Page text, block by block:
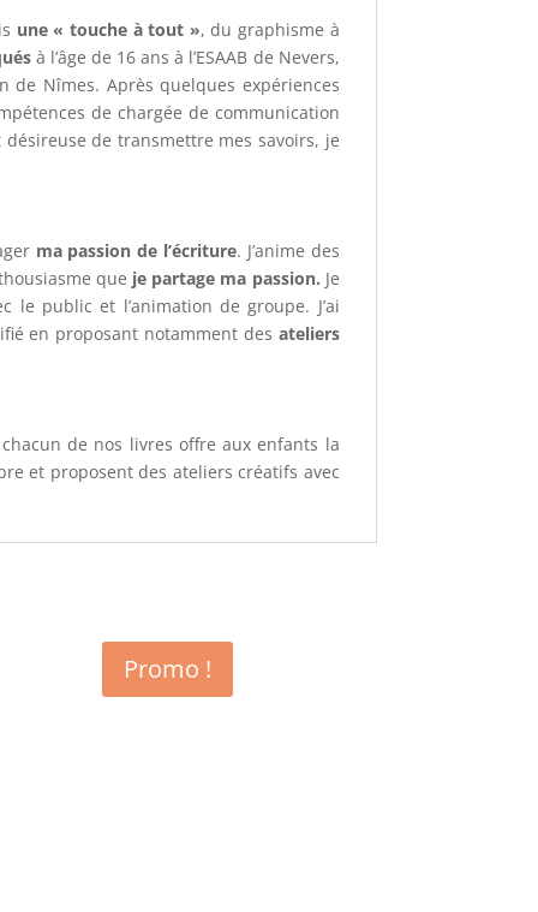
une « touche à tout », du graphisme à
à l’âge de 16 ans à l’ESAAB de Nevers,
de Nîmes. Après quelques expériences
de chargée de communication
de transmettre mes savoirs, je
ma passion de l’écriture. J’anime des
que je partage ma passion. Je
le public et l’animation de groupe. J’ai
en proposant notamment des ateliers
chacun de nos livres offre aux enfants la
et proposent des ateliers créatifs avec
Promo !